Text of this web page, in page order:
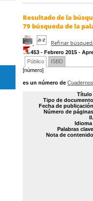
Resultado de la
79búsqueda de la
Refinar
453 - Febrero 2015 -
Público
ISBD
[número]
es un número de
Título
Tipo de
Fecha de
Número de
Idioma
Palabras
Nota de